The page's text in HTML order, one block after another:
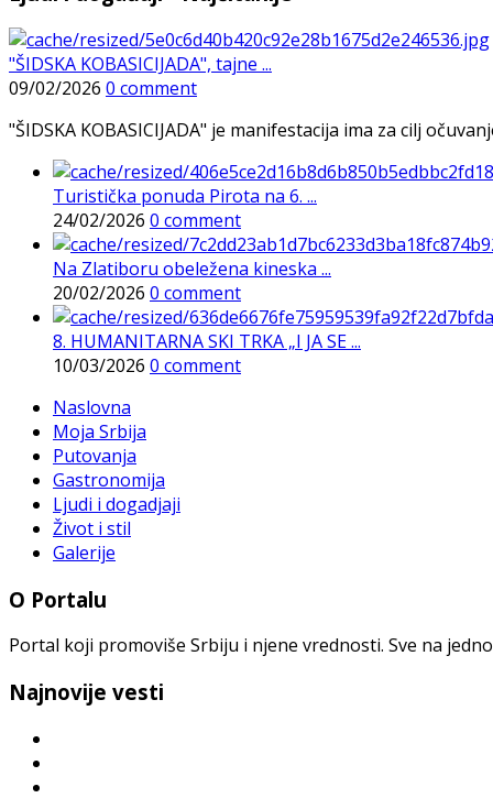
"ŠIDSKA KOBASICIJADA", tajne ...
09/02/2026 0 comment
"ŠIDSKA KOBASICIJADA" je manifestacija ima za cilj
Turistička ponuda Pirota na 6. ...
24/02/2026 0 comment
Na Zlatiboru obeležena kineska ...
20/02/2026 0 comment
8. HUMANITARNA SKI TRKA „I JA SE ...
10/03/2026 0 comment
Naslovna
Moja Srbija
Putovanja
Gastronomija
Ljudi i dogadjaji
Život i stil
Galerije
O Portalu
Portal koji promoviše Srbiju i njene vrednosti. Sve na
Najnovije vesti